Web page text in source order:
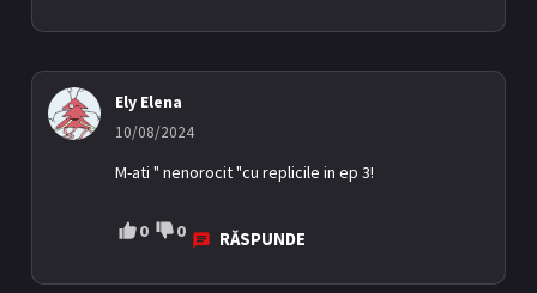
Ely Elena
10/08/2024
M-ati " nenorocit "cu replicile in ep 3!
0 0 RĂSPUNDE